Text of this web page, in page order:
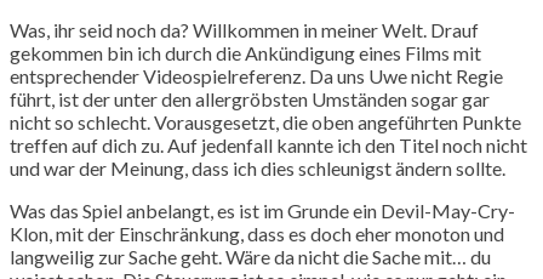
Was, ihr seid noch da? Willkommen in meiner Welt. Drauf
gekommen bin ich durch die Ankündigung eines Films mit
entsprechender Videospielreferenz. Da uns Uwe nicht Regie
führt, ist der unter den allergröbsten Umständen sogar gar
nicht so schlecht. Vorausgesetzt, die oben angeführten Punkte
treffen auf dich zu. Auf jedenfall kannte ich den Titel noch nicht
und war der Meinung, dass ich dies schleunigst ändern sollte.
Was das Spiel anbelangt, es ist im Grunde ein Devil-May-Cry-
Klon, mit der Einschränkung, dass es doch eher monoton und
langweilig zur Sache geht. Wäre da nicht die Sache mit… du